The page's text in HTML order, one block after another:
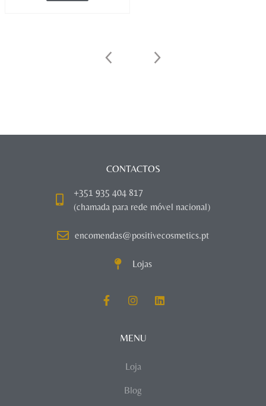
CONTACTOS
+351 935 404 817
(chamada para rede móvel nacional)
encomendas@positivecosmetics.pt
Lojas
MENU
Loja
Blog